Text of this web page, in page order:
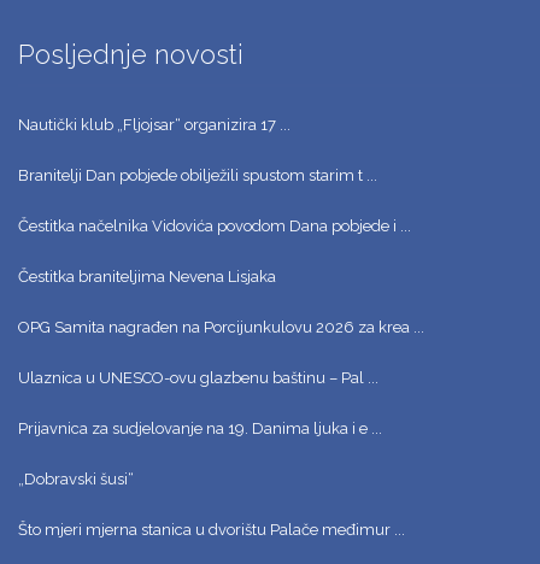
Posljednje novosti
Nautički klub „Fljojsar“ organizira 17 ...
Branitelji Dan pobjede obilježili spustom starim t ...
Čestitka načelnika Vidovića povodom Dana pobjede i ...
Čestitka braniteljima Nevena Lisjaka
OPG Samita nagrađen na Porcijunkulovu 2026 za krea ...
Ulaznica u UNESCO-ovu glazbenu baštinu – Pal ...
Prijavnica za sudjelovanje na 19. Danima ljuka i e ...
„Dobravski šusi“
Što mjeri mjerna stanica u dvorištu Palače međimur ...